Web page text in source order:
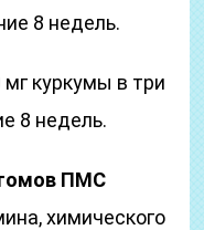
8 недель.
мг куркумы в три
8 недель.
ПМС
химического